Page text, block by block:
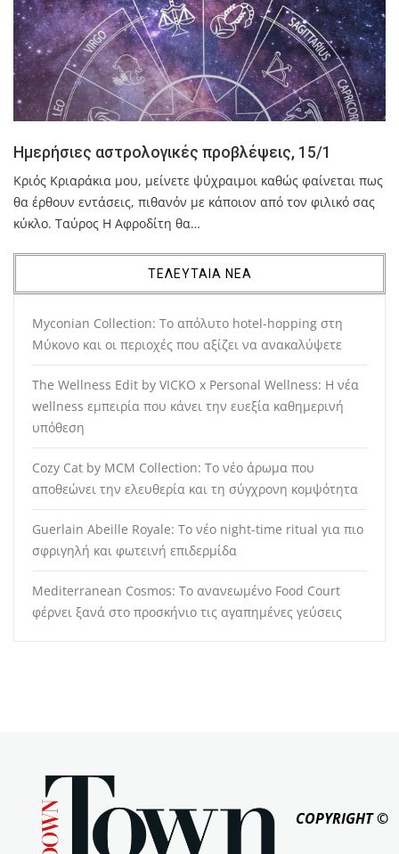
Ημερήσιες αστρολογικές προβλέψεις, 15/1
Κριός Κριαράκια μου, μείνετε ψύχραιμοι καθώς φαίνεται πως
θα έρθουν εντάσεις, πιθανόν με κάποιον από τον φιλικό σας
κύκλο. Ταύρος Η Αφροδίτη θα…
ΤΕΛΕΥΤΑΙΑ ΝΕΑ
Myconian Collection: Το απόλυτο hotel-hopping στη
Μύκονο και οι περιοχές που αξίζει να ανακαλύψετε
The Wellness Edit by VICKO x Personal Wellness: Η νέα
wellness εμπειρία που κάνει την ευεξία καθημερινή
υπόθεση
Cozy Cat by MCM Collection: Το νέο άρωμα που
αποθεώνει την ελευθερία και τη σύγχρονη κομψότητα
Guerlain Abeille Royale: Το νέο night-time ritual για πιο
σφριγηλή και φωτεινή επιδερμίδα
Mediterranean Cosmos: Το ανανεωμένο Food Court
φέρνει ξανά στο προσκήνιο τις αγαπημένες γεύσεις
COPYRIGHT ©